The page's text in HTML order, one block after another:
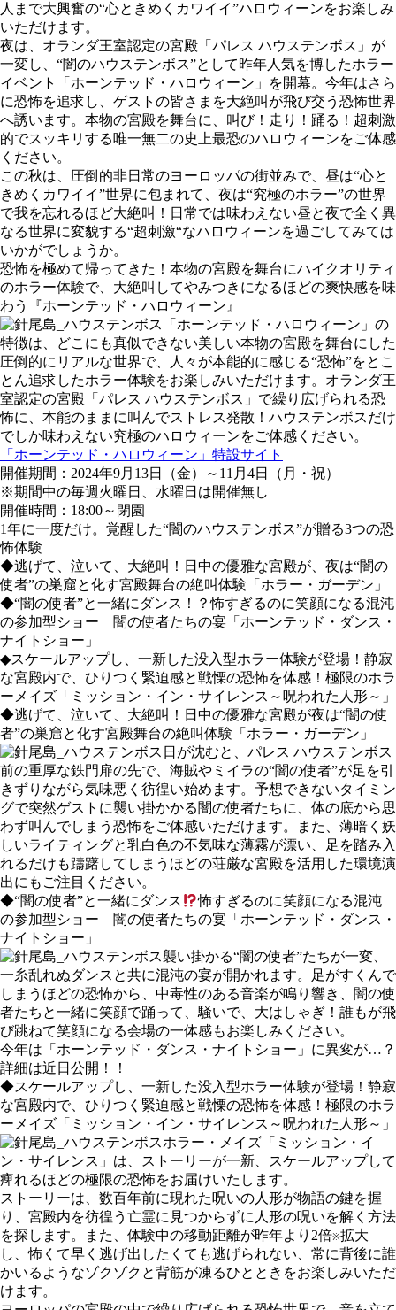
人まで大興奮の“心ときめくカワイイ”ハロウィーンをお楽しみ
いただけます。
夜は、オランダ王室認定の宮殿「パレス ハウステンボス」が
一変し、“闇のハウステンボス”として昨年人気を博したホラー
イベント「ホーンテッド・ハロウィーン」を開幕。今年はさら
に恐怖を追求し、ゲストの皆さまを大絶叫が飛び交う恐怖世界
へ誘います。本物の宮殿を舞台に、叫び！走り！踊る！超刺激
的でスッキリする唯一無二の史上最恐のハロウィーンをご体感
ください。
この秋は、圧倒的非日常のヨーロッパの街並みで、昼は“心と
きめくカワイイ”世界に包まれて、夜は“究極のホラー”の世界
で我を忘れるほど大絶叫！日常では味わえない昼と夜で全く異
なる世界に変貌する“超刺激“なハロウィーンを過ごしてみては
いかがでしょうか。
恐怖を極めて帰ってきた！本物の宮殿を舞台にハイクオリティ
のホラー体験で、大絶叫してやみつきになるほどの爽快感を味
わう『ホーンテッド・ハロウィーン』
「ホーンテッド・ハロウィーン」の
特徴は、どこにも真似できない美しい本物の宮殿を舞台にした
圧倒的にリアルな世界で、人々が本能的に感じる“恐怖”をとこ
とん追求したホラー体験をお楽しみいただけます。オランダ王
室認定の宮殿「パレス ハウステンボス」で繰り広げられる恐
怖に、本能のままに叫んでストレス発散！ハウステンボスだけ
でしか味わえない究極のハロウィーンをご体感ください。
「ホーンテッド・ハロウィーン」特設サイト
開催期間：2024年9月13日（金）～11月4日（月・祝）
※期間中の毎週火曜日、水曜日は開催無し
開催時間：18:00～閉園
1年に一度だけ。覚醒した“闇のハウステンボス”が贈る3つの恐
怖体験
◆逃げて、泣いて、大絶叫！日中の優雅な宮殿が、夜は“闇の
使者”の巣窟と化す宮殿舞台の絶叫体験「ホラー・ガーデン」
◆“闇の使者”と一緒にダンス！？怖すぎるのに笑顔になる混沌
の参加型ショー 闇の使者たちの宴「ホーンテッド・ダンス・
ナイトショー」
◆スケールアップし、一新した没入型ホラー体験が登場！静寂
な宮殿内で、ひりつく緊迫感と戦慄の恐怖を体感！極限のホラ
ーメイズ「ミッション・イン・サイレンス～呪われた人形～」
◆逃げて、泣いて、大絶叫！日中の優雅な宮殿が夜は“闇の使
者”の巣窟と化す宮殿舞台の絶叫体験「ホラー・ガーデン」
日が沈むと、パレス ハウステンボス
前の重厚な鉄門扉の先で、海賊やミイラの“闇の使者”が足を引
きずりながら気味悪く彷徨い始めます。予想できないタイミン
グで突然ゲストに襲い掛かかる闇の使者たちに、体の底から思
わず叫んでしまう恐怖をご体感いただけます。また、薄暗く妖
しいライティングと乳白色の不気味な薄霧が漂い、足を踏み入
れるだけも躊躇してしまうほどの荘厳な宮殿を活用した環境演
出にもご注目ください。
◆“闇の使者”と一緒にダンス
怖すぎるのに笑顔になる混沌
の参加型ショー 闇の使者たちの宴「ホーンテッド・ダンス・
ナイトショー」
襲い掛かる“闇の使者”たちが一変、
一糸乱れぬダンスと共に混沌の宴が開かれます。足がすくんで
しまうほどの恐怖から、中毒性のある音楽が鳴り響き、闇の使
者たちと一緒に笑顔で踊って、騒いで、大はしゃぎ！誰もが飛
び跳ねて笑顔になる会場の一体感もお楽しみください。
今年は「ホーンテッド・ダンス・ナイトショー」に異変が…？
詳細は近日公開！！
◆スケールアップし、一新した没入型ホラー体験が登場！静寂
な宮殿内で、ひりつく緊迫感と戦慄の恐怖を体感！極限のホラ
ーメイズ「ミッション・イン・サイレンス～呪われた人形～」
ホラー・メイズ「ミッション・イ
ン・サイレンス」は、ストーリーが一新、スケールアップして
痺れるほどの極限の恐怖をお届けいたします。
ストーリーは、数百年前に現れた呪いの人形が物語の鍵を握
り、宮殿内を彷徨う亡霊に見つからずに人形の呪いを解く方法
を探します。また、体験中の移動距離が昨年より2倍※拡大
し、怖くて早く逃げ出したくても逃げられない、常に背後に誰
かいるようなゾクゾクと背筋が凍るひとときをお楽しみいただ
けます。